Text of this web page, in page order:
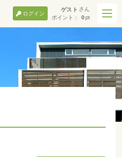
ゲスト さん
ポイント：
0pt
ログイン